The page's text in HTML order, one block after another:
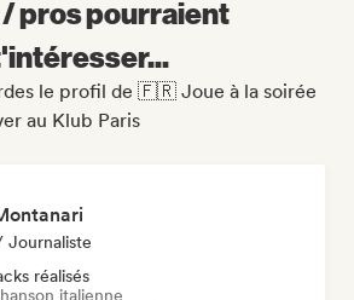
pros pourraient
le profil de 🇫🇷 Joue à la soirée
au Klub Paris
Journaliste
réalisés
italienne